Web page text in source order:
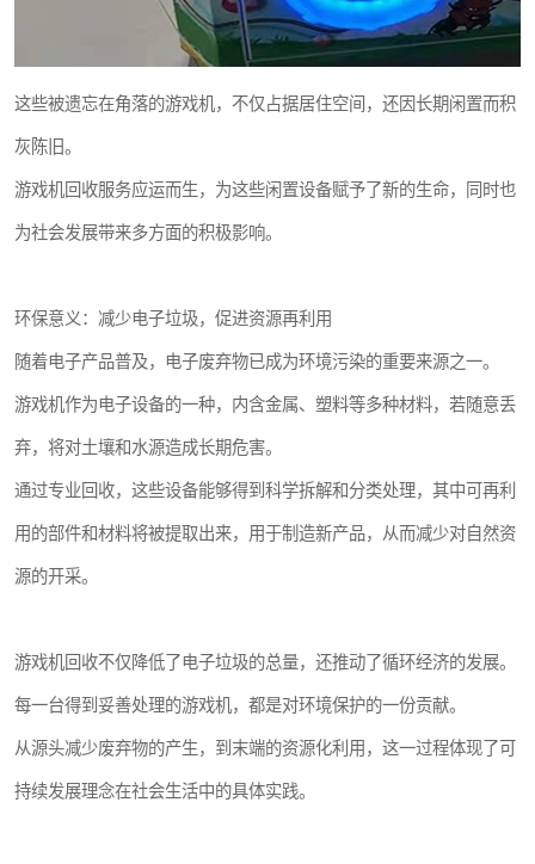
这些被遗忘在角落的游戏机，不仅占据居住空间，还因长期闲置而积
灰陈旧。
游戏机回收服务应运而生，为这些闲置设备赋予了新的生命，同时也
为社会发展带来多方面的积极影响。
环保意义：减少电子垃圾，促进资源再利用
随着电子产品普及，电子废弃物已成为环境污染的重要来源之一。
游戏机作为电子设备的一种，内含金属、塑料等多种材料，若随意丢
弃，将对土壤和水源造成长期危害。
通过专业回收，这些设备能够得到科学拆解和分类处理，其中可再利
用的部件和材料将被提取出来，用于制造新产品，从而减少对自然资
源的开采。
游戏机回收不仅降低了电子垃圾的总量，还推动了循环经济的发展。
每一台得到妥善处理的游戏机，都是对环境保护的一份贡献。
从源头减少废弃物的产生，到末端的资源化利用，这一过程体现了可
持续发展理念在社会生活中的具体实践。